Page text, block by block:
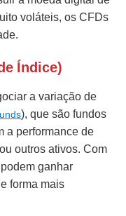
voláteis, os CFDs
Índice)
a variação de
), que são fundos
a performance de
outros ativos. Com
ganhar
forma mais